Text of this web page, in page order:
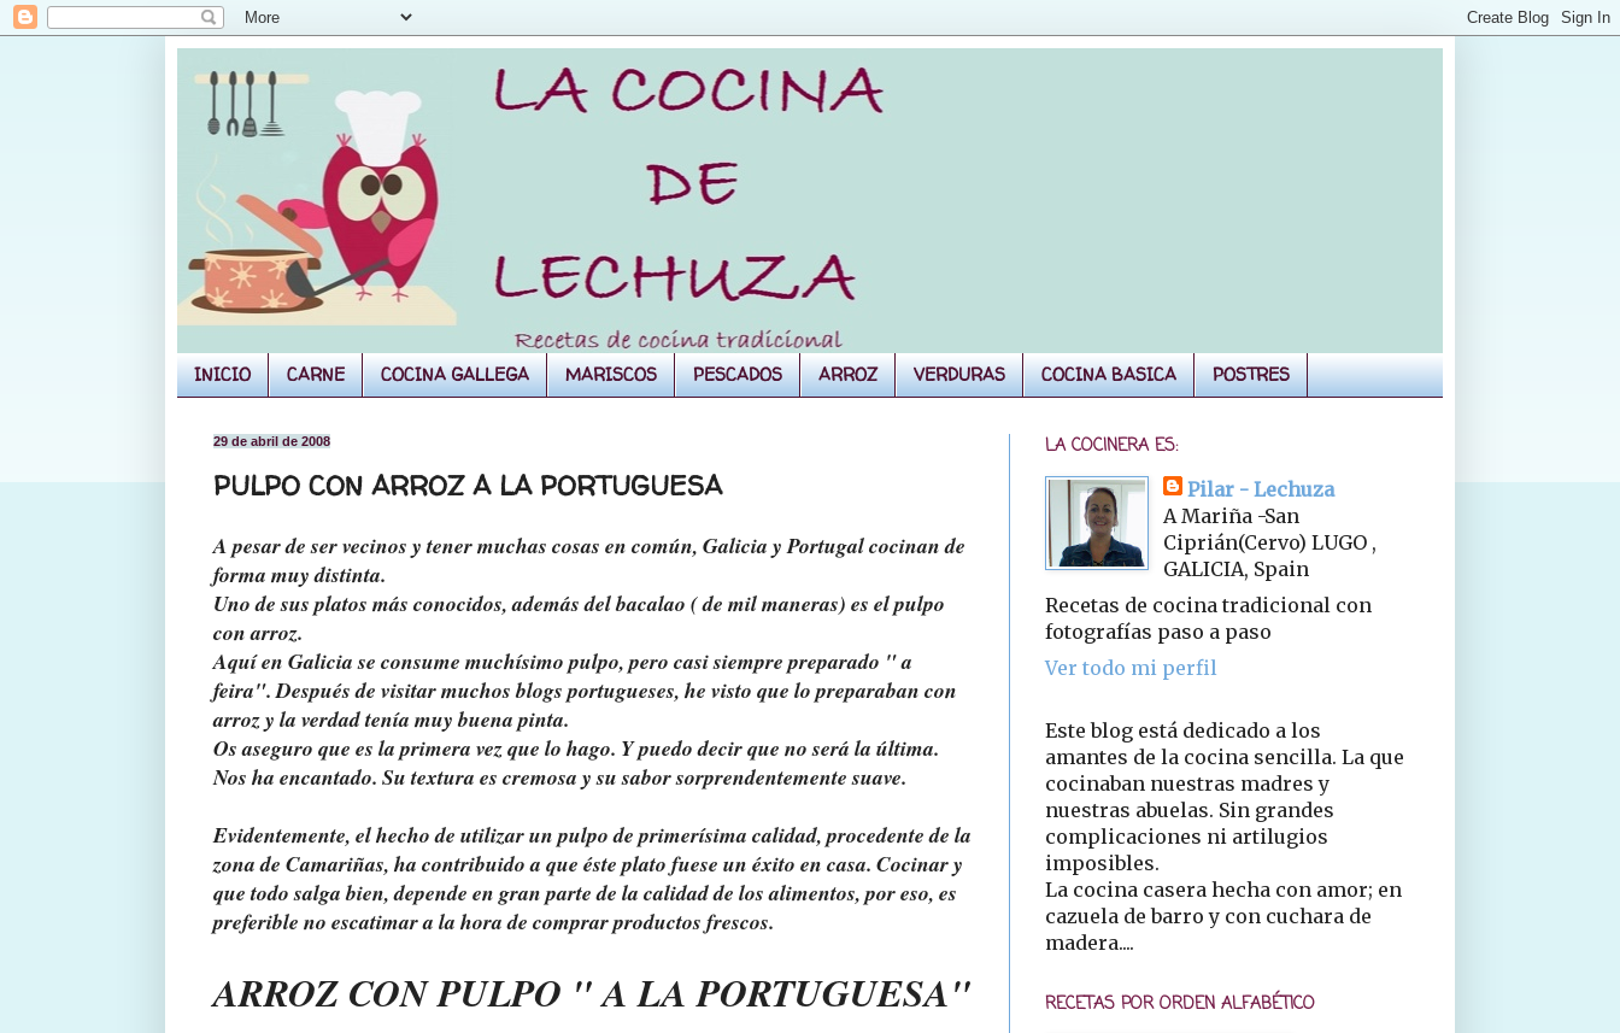
INICIO CARNE COCINA GALLEGA MARISCOS PESCADOS ARROZ VERDURAS COCINA BASICA POSTRES
29 de abril de 2008
PULPO CON ARROZ A LA PORTUGUESA
A pesar de ser vecinos y tener muchas cosas en común, Galicia y Portugal cocinan de
forma muy distinta.
Uno de sus platos más conocidos, además del bacalao ( de mil maneras) es el pulpo
con arroz.
Aquí en Galicia se consume muchísimo pulpo, pero casi siempre preparado " a
feira". Después de visitar muchos blogs portugueses, he visto que lo preparaban con
arroz y la verdad tenía muy buena pinta.
Os aseguro que es la primera vez que lo hago. Y puedo decir que no será la última.
Nos ha encantado. Su textura es cremosa y su sabor sorprendentemente suave.
Evidentemente, el hecho de utilizar un pulpo de primerísima calidad, procedente de la
zona de Camariñas, ha contribuido a que éste plato fuese un éxito en casa. Cocinar y
que todo salga bien, depende en gran parte de la calidad de los alimentos, por eso, es
preferible no escatimar a la hora de comprar productos frescos.
ARROZ CON PULPO " ALA PORTUGUESA"
LA COCINERA ES:
Pilar - Lechuza
A Mariña -San
Ciprián(Cervo) LUGO ,
GALICIA, Spain
Recetas de cocina tradicional con
fotografías paso a paso
Ver todo mi perfil
Este blog está dedicado a los
amantes de la cocina sencilla. La que
cocinaban nuestras madres y
nuestras abuelas. Sin grandes
complicaciones ni artilugios
imposibles.
La cocina casera hecha con amor; en
cazuela de barro y con cuchara de
madera....
RECETAS POR ORDEN ALFABÉTICO